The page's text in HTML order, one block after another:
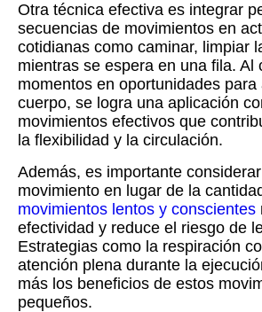
Otra técnica efectiva es integrar
secuencias de movimientos en
cotidianas como caminar, limpiar
mientras se espera en una fila. Al
momentos en oportunidades para
cuerpo, se logra una aplicación
movimientos efectivos que
la flexibilidad y la circulación.
Además, es importante
movimiento en lugar de la
movimientos lentos y conscientes
efectividad y reduce el riesgo de
Estrategias como la respiración
atención plena durante la
más los beneficios de estos
pequeños.